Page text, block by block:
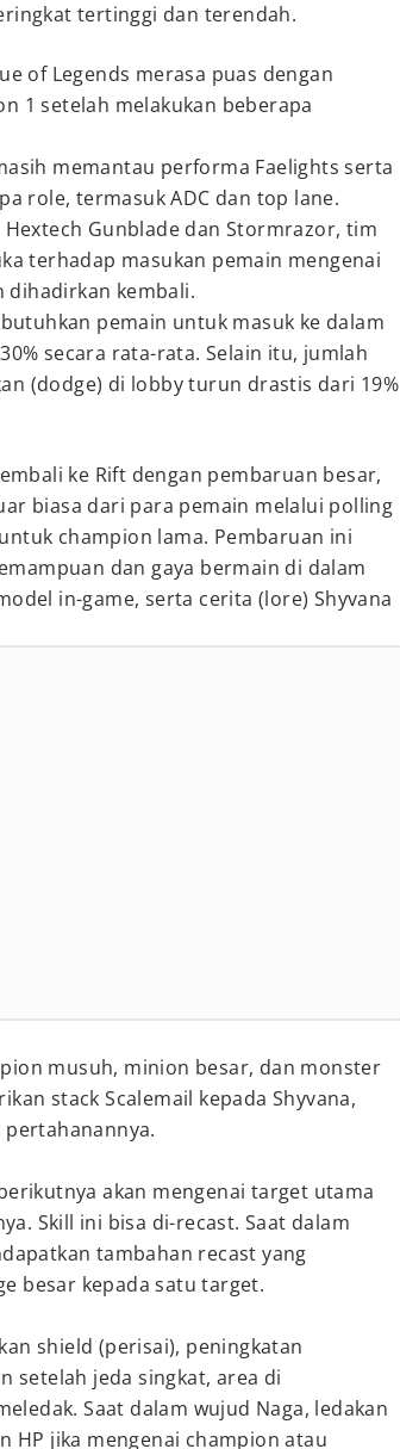
tertinggi dan terendah.
of Legends merasa puas dengan
1 setelah melakukan beberapa
memantau performa Faelights serta
role, termasuk ADC dan top lane.
Gunblade dan Stormrazor, tim
terhadap masukan pemain mengenai
dihadirkan kembali.
pemain untuk masuk ke dalam
secara rata-rata. Selain itu, jumlah
(dodge) di lobby turun drastis dari 19%
ke Rift dengan pembaruan besar,
biasa dari para pemain melalui polling
champion lama. Pembaruan ini
dan gaya bermain di dalam
in-game, serta cerita (lore) Shyvana
musuh, minion besar, dan monster
stack Scalemail kepada Shyvana,
akan mengenai target utama
Skill ini bisa di-recast. Saat dalam
tambahan recast yang
besar kepada satu target.
shield (perisai), peningkatan
setelah jeda singkat, area di
Saat dalam wujud Naga, ledakan
HP jika mengenai champion atau